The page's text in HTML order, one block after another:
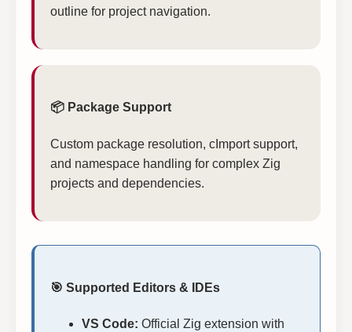
outline for project navigation.
📦 Package Support
Custom package resolution, cImport support,
and namespace handling for complex Zig
projects and dependencies.
🎯 Supported Editors & IDEs
VS Code: Official Zig extension with